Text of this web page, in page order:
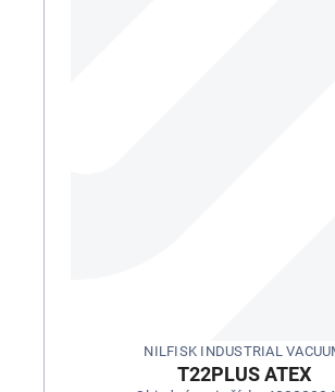
NILFISK INDUSTRIAL
T22PLUS ATEX